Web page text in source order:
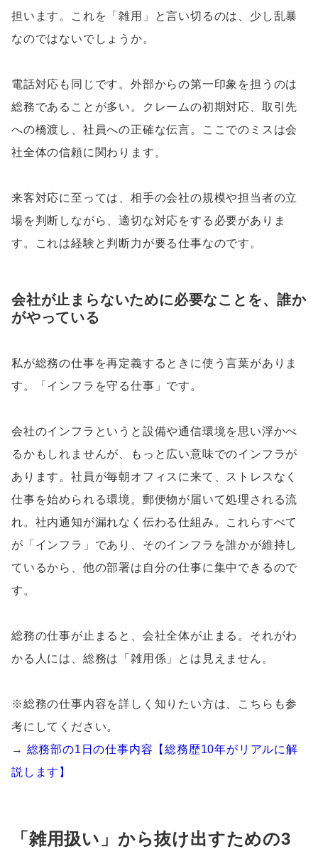
担います。これを「雑用」と言い切るのは、少し乱暴
なのではないでしょうか。
電話対応も同じです。外部からの第一印象を担うのは
総務であることが多い。クレームの初期対応、取引先
への橋渡し、社員への正確な伝言。ここでのミスは会
社全体の信頼に関わります。
来客対応に至っては、相手の会社の規模や担当者の立
場を判断しながら、適切な対応をする必要がありま
す。これは経験と判断力が要る仕事なのです。
会社が止まらないために必要なことを、誰か
がやっている
私が総務の仕事を再定義するときに使う言葉がありま
す。「インフラを守る仕事」です。
会社のインフラというと設備や通信環境を思い浮かべ
るかもしれませんが、もっと広い意味でのインフラが
あります。社員が毎朝オフィスに来て、ストレスなく
仕事を始められる環境。郵便物が届いて処理される流
れ。社内通知が漏れなく伝わる仕組み。これらすべて
が「インフラ」であり、そのインフラを誰かが維持し
ているから、他の部署は自分の仕事に集中できるので
す。
総務の仕事が止まると、会社全体が止まる。それがわ
かる人には、総務は「雑用係」とは見えません。
※総務の仕事内容を詳しく知りたい方は、こちらも参
考にしてください。
→ 総務部の1日の仕事内容【総務歴10年がリアルに解
説します】
「雑用扱い」から抜け出すための3